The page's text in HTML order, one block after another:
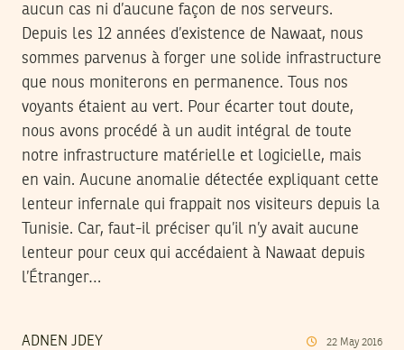
aucun cas ni d’aucune façon de nos serveurs.
Depuis les 12 années d’existence de Nawaat, nous
sommes parvenus à forger une solide infrastructure
que nous moniterons en permanence. Tous nos
voyants étaient au vert. Pour écarter tout doute,
nous avons procédé à un audit intégral de toute
notre infrastructure matérielle et logicielle, mais
en vain. Aucune anomalie détectée expliquant cette
lenteur infernale qui frappait nos visiteurs depuis la
Tunisie. Car, faut-il préciser qu’il n’y avait aucune
lenteur pour ceux qui accédaient à Nawaat depuis
l’Étranger…
ADNEN JDEY 22 May 2016